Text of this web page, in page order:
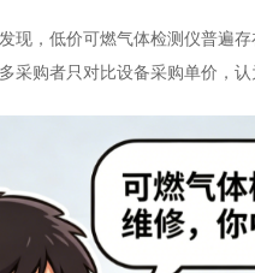
现，低价可燃气体检测仪普遍
采购者只对比设备采购单价，